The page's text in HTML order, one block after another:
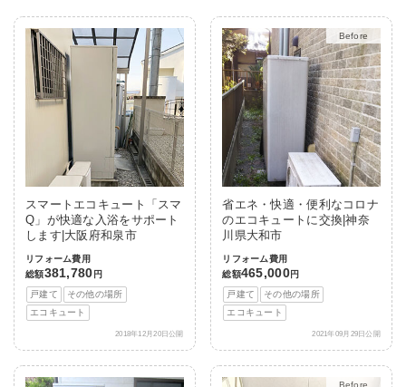
スマートエコキュート「スマ
Q」が快適な入浴をサポート
します|大阪府和泉市
リフォーム費用
総額381,780 円
戸建て
その他の場所
エコキュート
2018年12月20日公開
After
省エネ・快適・便利なコロナ
のエコキュートに交換|神奈
川県大和市
リフォーム費用
総額465,000円
戸建て
その他の場所
エコキュート
2021年09月29日公開